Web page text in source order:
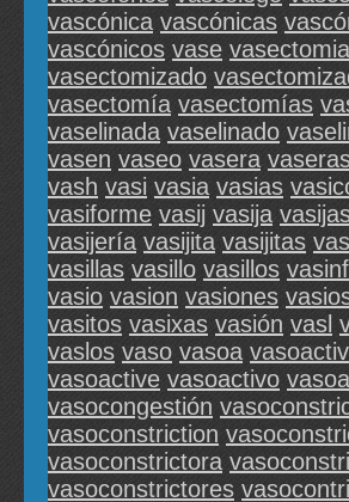
vascónica vascónicas
vascónicos vase vasectomia
vasectomizado
vasectomía vasectomías
vaselinada vaselinado
vasen vaseo vasera
vash vasi vasia vasias
vasiforme vasij vasija
vasijería vasijita vasijitas
vasillas vasillo vasillos
vasio vasion vasiones
vasitos vasixas vasión vasl
vaslos vaso vasoa
vasoactive vasoactivo
vasocongestión
vasoconstriction
vasoconstrictora
vasoconstrictores